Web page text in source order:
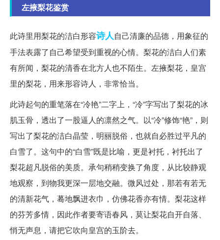
左掖梨花鉴赏
此诗里用梨花的洁白形容诗人自己清廉的品德，用象征的
手法表露了自己希望受到重视的心情。梨花的洁白人们素
有所闻，梨花的清香在北方人也不陌生。左掖梨花，皇宫
里的梨花，用来形容诗人，非常恰当。
此诗起句的重笔落在“冷艳”二字上，“冷”字写出了梨花的冰
肌玉骨，透出了一股逼人的凛然之气。以“冷”修饰“艳”，则
写出了梨花的洁白晶莹，明丽脱俗，也就自必胜过平凡的
白雪了。这句中的“白雪”既是比喻，更是衬托，衬托出了
梨花超凡脱俗的美质。承句稍稍变换了角度，从比较静观
地观察，到物我更深一层地交融。微风过处，那若有若无
的清新花气，蓦地飘进衣巾，仿佛花香亦有情。梨花这样
的芬芳多情，因此作者要寄语春风，莫让梨花自开自落、
悄无声息，请把它吹向皇宫的玉阶去。